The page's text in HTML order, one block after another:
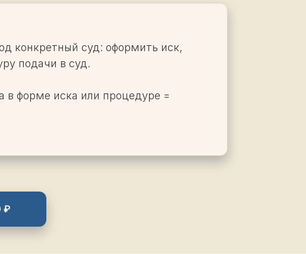
конкретный суд: оформить иск,
подачи в суд.
в форме иска или процедуре =
₽